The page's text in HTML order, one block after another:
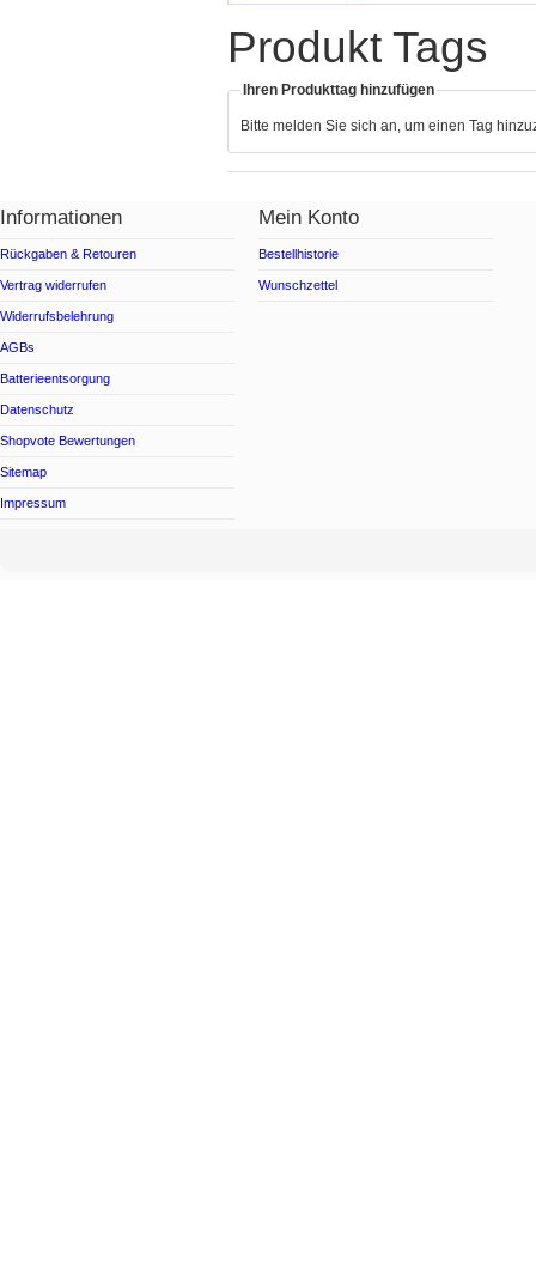
Produkt Tags
Ihren Produkttag hinzufügen
Bitte melden Sie sich an, um einen Tag
Informationen
Rückgaben & Retouren
Vertrag widerrufen
Widerrufsbelehrung
AGBs
Batterieentsorgung
Datenschutz
Shopvote Bewertungen
Sitemap
Impressum
Mein Konto
Bestellhistorie
Wunschzettel